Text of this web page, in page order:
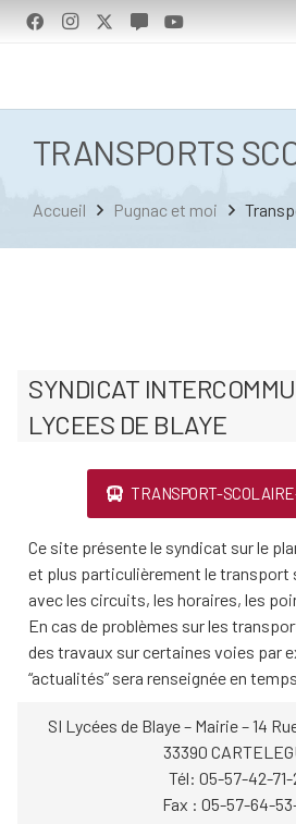
TRANSPORTS
Accueil Pugnac et moi
SYNDICAT
LYCEES DE BLAYE
TRANSPORT-
Ce site présente le syndicat sur le
et plus particulièrement le transport
avec les circuits, les horaires, les
En cas de problèmes sur les
des travaux sur certaines voies par
“actualités” sera renseignée en
SI Lycées de Blaye – Mairie – 14
33390
Tél: 05-57-42-71-
Fax : 05-57-64-